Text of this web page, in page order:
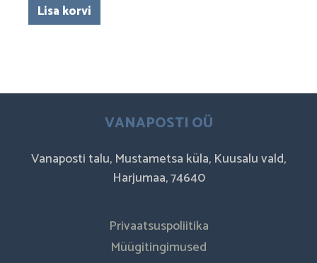
Lisa korvi
VANAPOSTI OÜ
Vanaposti talu, Mustametsa küla, Kuusalu vald,
Harjumaa, 74640
Privaatsuspoliitika
Müügitingimused